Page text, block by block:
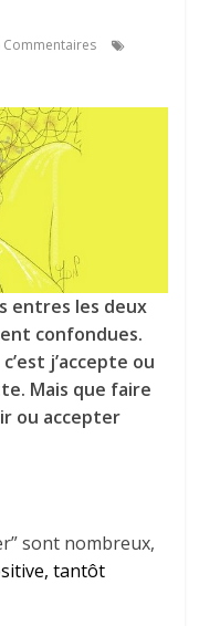
Commentaires
entres les deux
confondues.
j’accepte ou
Mais que faire
ou accepter
sont nombreux,
tantôt